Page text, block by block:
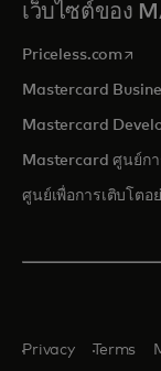
เว็บไซต์ของ
Priceless.com
Mastercard
Mastercard
Mastercard ศูนย์ก
ศูนย์เพื่อการเติบโตอ
Privacy Terms